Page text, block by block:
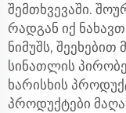
შემთხვევაში.
რადგან იქ ნახავთ
ნიმუშს, შეეხებით
სინათლის
ხარისხის
პროდუქტები